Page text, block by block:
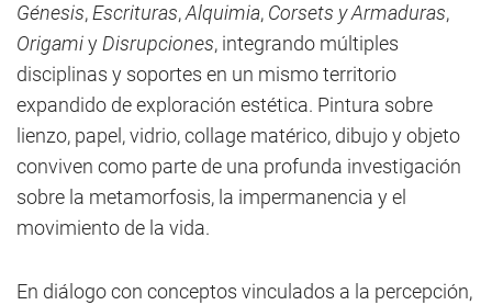
Génesis, Escrituras,Alquimia, Corsets y Armaduras,
Origamiy Disrupciones, integrando múltiples
disciplinas y soportes en un mismo territorio
expandido de exploración estética. Pintura sobre
lienzo, papel, vidrio, collage matérico, dibujo y objeto
conviven como parte de una profunda investigación
sobre la metamorfosis, la impermanencia y el
movimiento de la vida.
En diálogo con conceptos vinculados a la percepción,